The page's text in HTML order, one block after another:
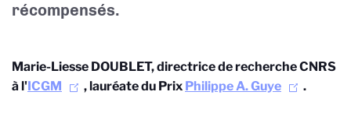
récompensés.
Marie-Liesse DOUBLET, directrice de recherche CNRS
à l'ICGM , lauréate du Prix Philippe A. Guye .